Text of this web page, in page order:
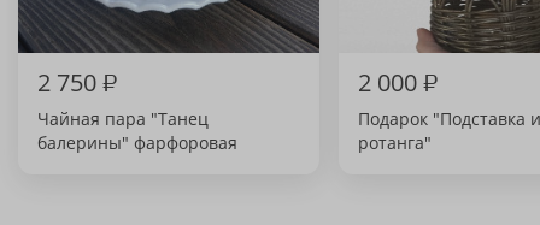
2 750₽
Чайная пара "Танец
балерины" фарфоровая
2 000₽
Подарок "Подставка
ротанга"